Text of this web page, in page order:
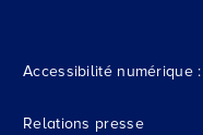
Accessibilité numérique
Relations presse